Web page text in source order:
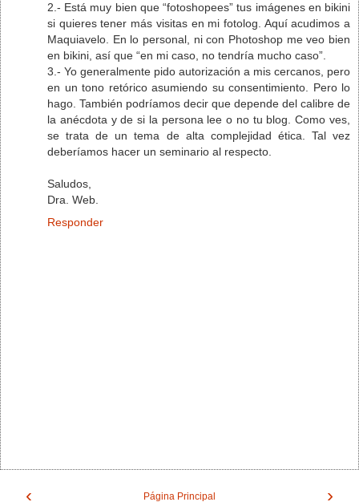
2.- Está muy bien que “fotoshopees” tus imágenes en bikini
si quieres tener más visitas en mi fotolog. Aquí acudimos a
Maquiavelo. En lo personal, ni con Photoshop me veo bien
en bikini, así que “en mi caso, no tendría mucho caso”.
3.- Yo generalmente pido autorización a mis cercanos, pero
en un tono retórico asumiendo su consentimiento. Pero lo
hago. También podríamos decir que depende del calibre de
la anécdota y de si la persona lee o no tu blog. Como ves,
se trata de un tema de alta complejidad ética. Tal vez
deberíamos hacer un seminario al respecto.
Saludos,
Dra. Web.
Responder
‹ ›
Página Principal